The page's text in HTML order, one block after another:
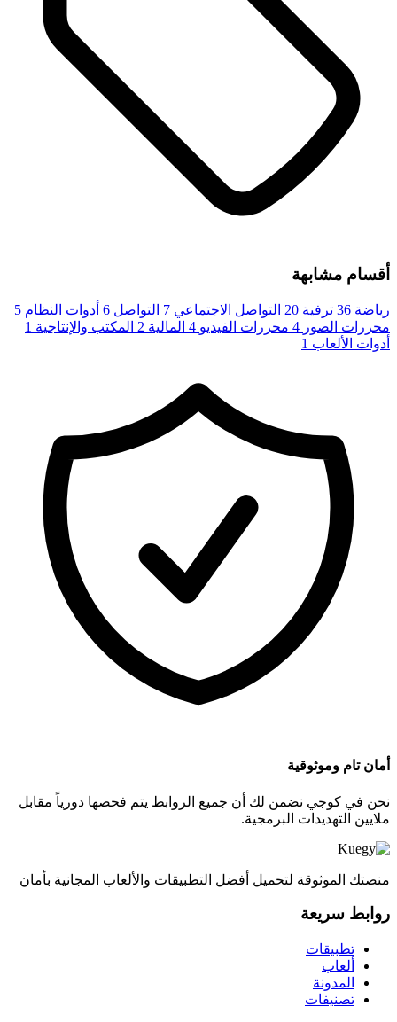
أقسام مشابهة
رياضة 36 ترفية 20 التواصل الاجتماعي 7 التواصل 6 أدوات النظام 5
محررات الصور 4 محررات الفيديو 4 المالية 2 المكتب والإنتاجية 1
أدوات الألعاب 1
أمان تام وموثوقية
نحن في كوجي نضمن لك أن جميع الروابط يتم فحصها دورياً مقابل
ملايين التهديدات البرمجية.
منصتك الموثوقة لتحميل أفضل التطبيقات والألعاب المجانية بأمان
روابط سريعة
تطبيقات
ألعاب
المدونة
تصنيفات